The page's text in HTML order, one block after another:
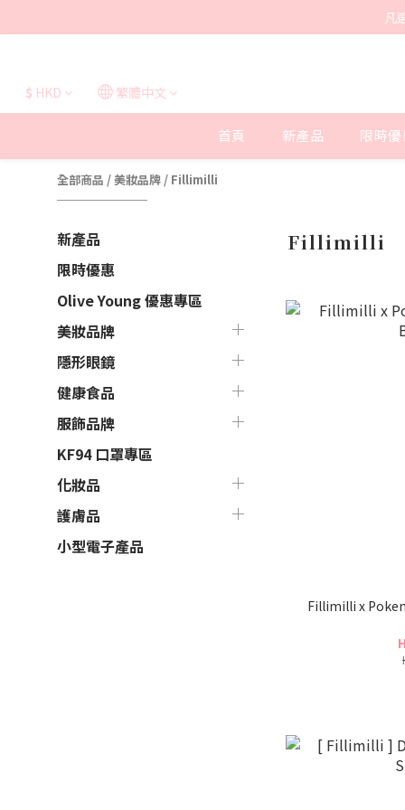
凡
$ HKD 繁體中文
首頁 新產品 限時優
全部商品 /美妝品牌 / Fillimilli
新產品
限時優惠
Olive Young 優惠專區
美妝品牌
隱形眼鏡
健康食品
服飾品牌
KF94 口罩專區
化妝品
護膚品
小型電子產品
Fillimilli
Fillimilli x